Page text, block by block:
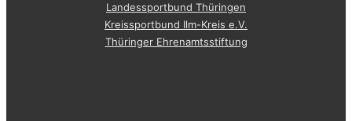
Landessportbund Thüringen
Kreissportbund Ilm-Kreis e.V.
Thüringer Ehrenamtsstiftung